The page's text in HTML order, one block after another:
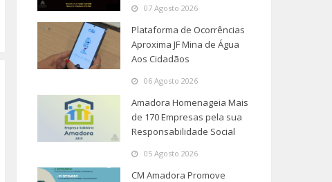
07 Agosto 2026
Plataforma de Ocorrências
Aproxima JF Mina de Água
Aos Cidadãos
06 Agosto 2026
Amadora Homenageia Mais
de 170 Empresas pela sua
Responsabilidade Social
05 Agosto 2026
CM Amadora Promove